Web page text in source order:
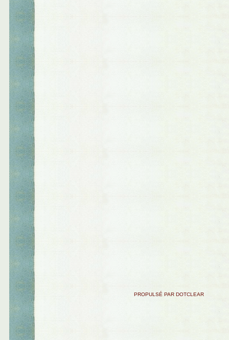
PROPULSÉ PAR DOTCLEAR